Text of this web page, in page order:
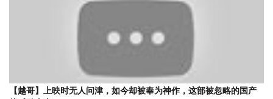
【越哥】上映时无人问津，如今却被奉为神作，这部被忽略的国产